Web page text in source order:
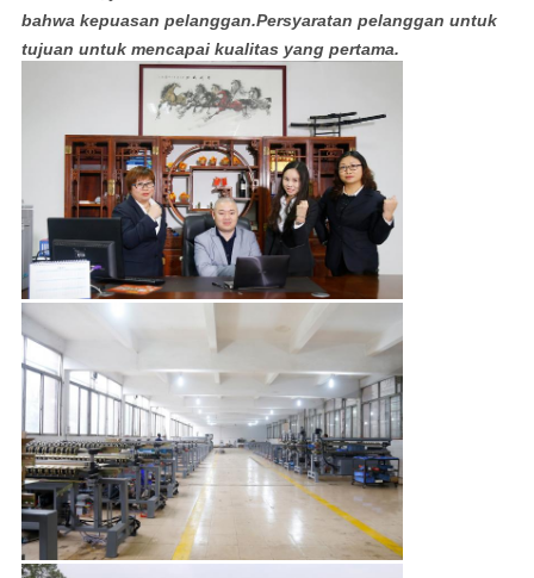
bahwa kepuasan pelanggan.Persyaratan pelanggan untuk
tujuan untuk mencapai kualitas yang pertama.